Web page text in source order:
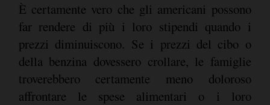
È certamente vero che gli americani possono
far rendere di più i loro stipendi quando i
prezzi diminuiscono. Se i prezzi del cibo o
della benzina dovessero crollare, le famiglie
troverebbero certamente meno doloroso
affrontare le spese alimentari o i loro